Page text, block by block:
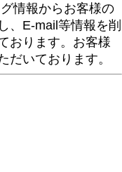
情報からお客様の
、E-mail等情報を削
おります。お客様
だいております。